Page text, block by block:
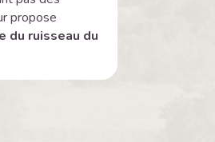
propose
du ruisseau du